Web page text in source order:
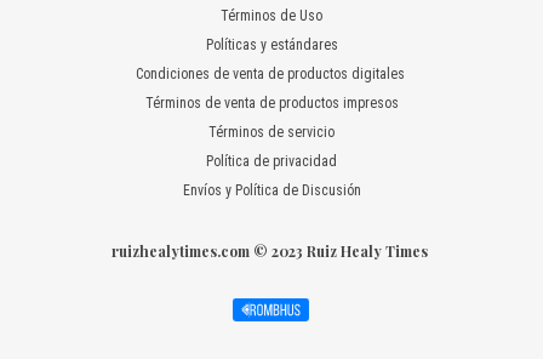
Términos de Uso
Políticas y estándares
Condiciones de venta de productos digitales
Términos de venta de productos impresos
Términos de servicio
Política de privacidad
Envíos y Política de Discusión
ruizhealytimes.com © 2023 Ruiz Healy Times